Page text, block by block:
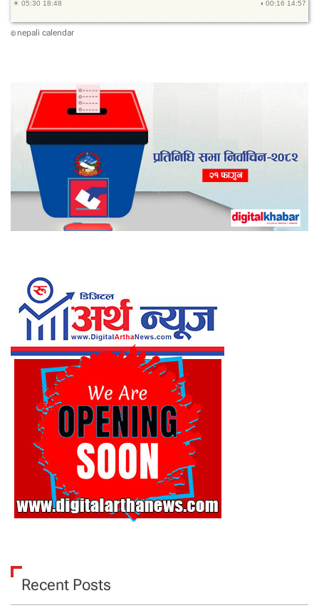
© nepali calendar
Recent Posts